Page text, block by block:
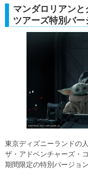
マンダロリアンと
ツアーズ特別バー
東京ディズニーランドの
ザ・アドベンチャーズ・
期間限定の特別バージョ